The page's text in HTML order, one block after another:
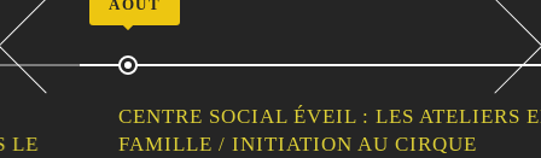
AOÛT
CENTRE SOCIAL ÉVEIL : LES ATELIERS EN
FAMILLE / INITIATION AU CIRQUE